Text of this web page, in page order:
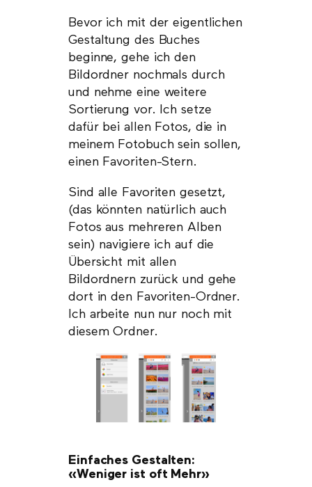
Bevor ich mit der eigentlichen
Gestaltung des Buches
beginne, gehe ich den
Bildordner nochmals durch
und nehme eine weitere
Sortierung vor. Ich setze
dafür bei allen Fotos, die in
meinem Fotobuch sein sollen,
einen Favoriten-Stern.
Sind alle Favoriten gesetzt,
(das könnten natürlich auch
Fotos aus mehreren Alben
sein) navigiere ich auf die
Übersicht mit allen
Bildordnern zurück und gehe
dort in den Favoriten-Ordner.
Ich arbeite nun nur noch mit
diesem Ordner.
Einfaches Gestalten:
«Weniger ist oft Mehr»